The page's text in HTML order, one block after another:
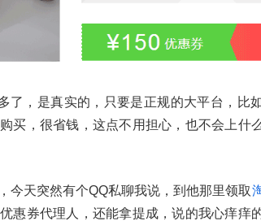
了，是真实的，只要是正规的大平台，比
买，很省钱，这点不用担心，也不会上什
今天突然有个QQ私聊我说，到他那里领取
惠券代理人，还能拿提成，说的我心痒痒